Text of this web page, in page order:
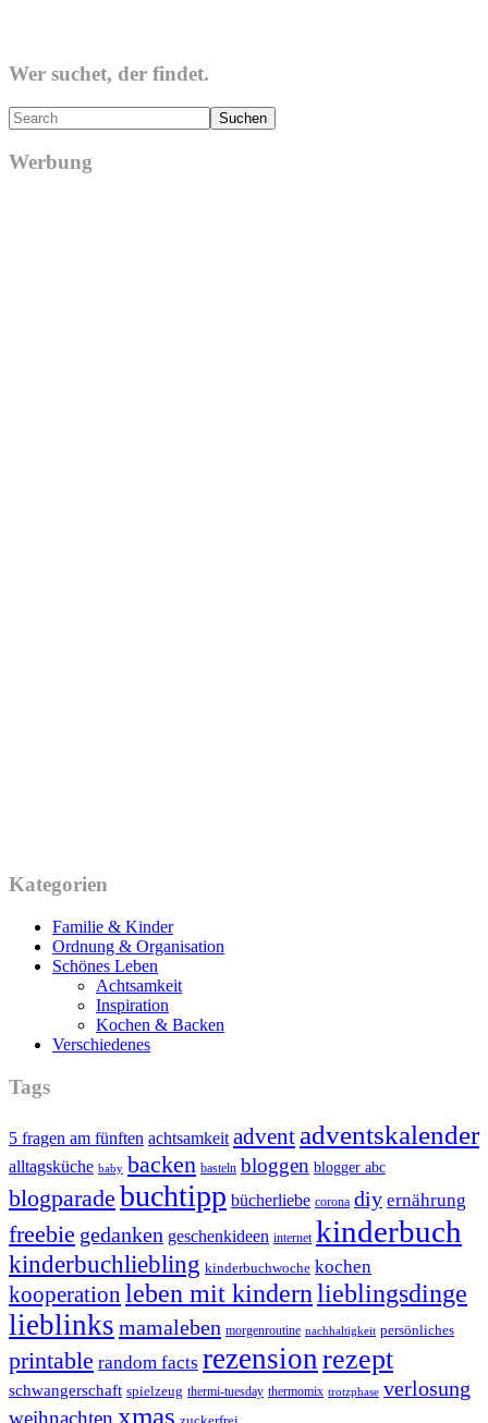
Wer suchet, der findet.
Search
Werbung
Kategorien
Familie & Kinder
Ordnung & Organisation
Schönes Leben
Achtsamkeit
Inspiration
Kochen & Backen
Verschiedenes
Tags
5 fragen am fünften achtsamkeit advent adventskalender
alltagsküche baby backen basteln bloggen blogger abc
blogparade buchtipp bücherliebe corona diy ernährung
freebie gedanken geschenkideen internet kinderbuch
kinderbuchliebling kinderbuchwoche kochen
kooperation leben mit kindernlieblingsdinge
lieblinks mamaleben morgenroutine nachhaltigkeit persönliches
printable random facts rezensionrezept
schwangerschaft spielzeug thermi-tuesday thermomix trotzphase verlosung
xmas